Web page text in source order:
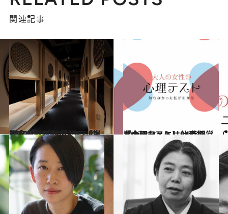
関連記事
2019.3.25
従来のカプセルホテルの概念を刷新 世界初の「禅×ミニマリズム」ホテル
旅＆お出かけ 2019.3.22
【心理テスト】仕事で「大切なこと」24時間営業のカフェにはいつ行く？
占い